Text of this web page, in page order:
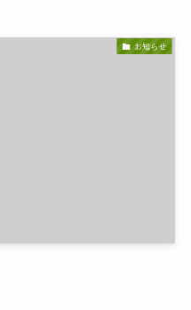
お知らせ